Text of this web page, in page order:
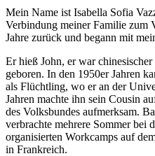
Mein Name ist Isabella Sofia
Verbindung meiner Familie zum
Jahre zurück und begann mit
Er hieß John, er war
geboren. In den 1950er Jahren
als Flüchtling, wo er an der
Jahren machte ihn sein Cousin
des Volksbundes aufmerksam.
verbrachte mehrere Sommer bei
organisierten Workcamps auf
in Frankreich.